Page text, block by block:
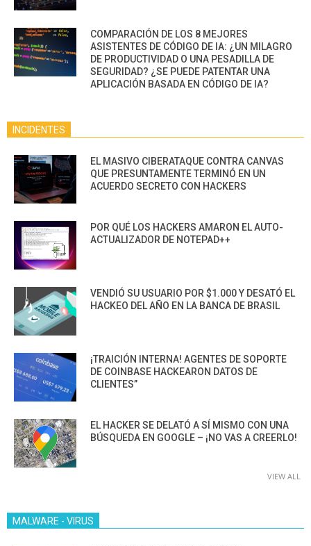
COMPARACIÓN DE LOS 8 MEJORES
ASISTENTES DE CÓDIGO DE IA: ¿UN MILAGRO
DE PRODUCTIVIDAD O UNA PESADILLA DE
SEGURIDAD? ¿SE PUEDE PATENTAR UNA
APLICACIÓN BASADA EN CÓDIGO DE IA?
INCIDENTES
EL MASIVO CIBERATAQUE CONTRA CANVAS
QUE PRESUNTAMENTE TERMINÓ EN UN
ACUERDO SECRETO CON HACKERS
POR QUÉ LOS HACKERS AMARON EL AUTO-
ACTUALIZADOR DE NOTEPAD++
VENDIÓ SU USUARIO POR $1.000 Y DESATÓ EL
HACKEO DEL AÑO EN LA BANCA DE BRASIL
¡TRAICIÓN INTERNA! AGENTES DE SOPORTE
DE COINBASE HACKEARON DATOS DE
CLIENTES”
EL HACKER SE DELATÓ A SÍ MISMO CON UNA
BÚSQUEDA EN GOOGLE – ¡NO VAS A CREERLO!
VIEW ALL
MALWARE - VIRUS